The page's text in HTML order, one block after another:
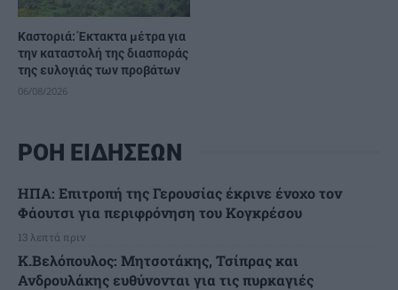
Καστοριά: Έκτακτα μέτρα για
την καταστολή της διασποράς
της ευλογιάς των προβάτων
06/08/2026
ΡΟΗ ΕΙΔΗΣΕΩΝ
ΗΠΑ: Επιτροπή της Γερουσίας έκρινε ένοχο τον
Φάουτσι για περιφρόνηση του Κογκρέσου
13 λεπτά πριν
K.Βελόπουλος: Μητσοτάκης, Τσίπρας και
Ανδρουλάκης ευθύνονται για τις πυρκαγιές